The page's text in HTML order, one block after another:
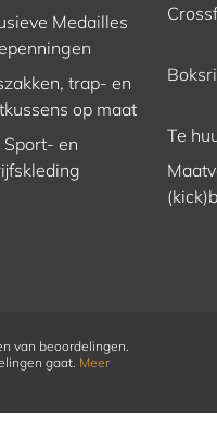
Medailles
trap- en
op maat
Sport- en
Te
van beoordelingen.
gaat. Meer